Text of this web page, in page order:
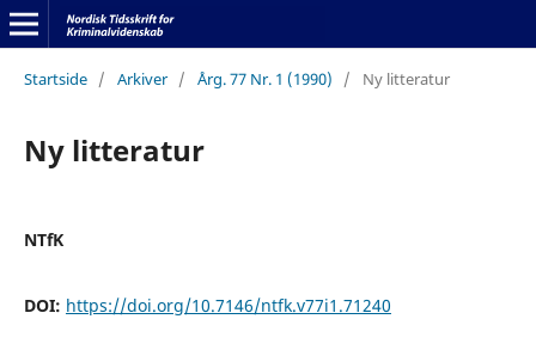
Startside / Arkiver / Årg. 77 Nr. 1 (1990) / Ny litteratur
Ny litteratur
NTfK
DOI: https://doi.org/10.7146/ntfk.v77i1.71240